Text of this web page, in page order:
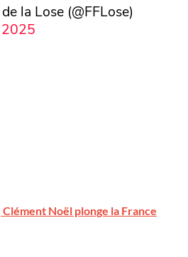
la Lose (@FFLose)
Clément Noël plonge la France